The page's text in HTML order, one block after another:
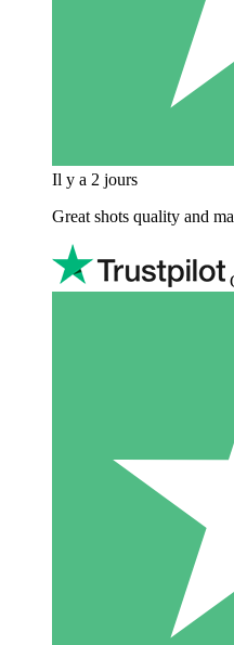
Il y a 2 jours
Great shots quality and